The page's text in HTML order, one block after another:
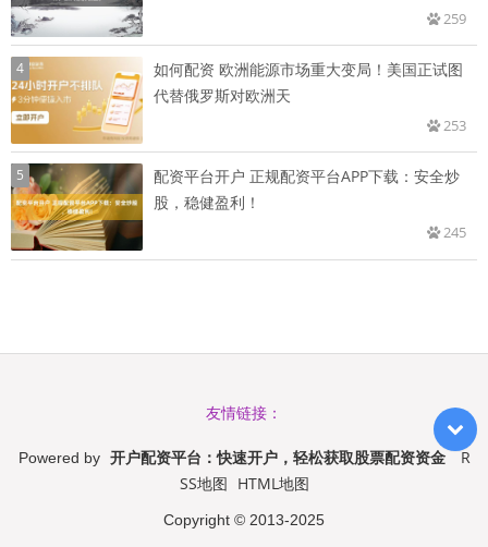
259
4
如何配资 欧洲能源市场重大变局！美国正试图
代替俄罗斯对欧洲天
253
5
配资平台开户 正规配资平台APP下载：安全炒
股，稳健盈利！
245
友情链接：
Powered by 开户配资平台：快速开户，轻松获取股票配资资金
R
SS地图 HTML地图
Copyright © 2013-2025